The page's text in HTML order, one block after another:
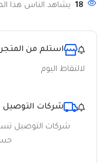
18 يشاهد الناس هذا
استلم من المتجر
لالتقاط اليوم
شركات التوصيل
شركات التوصيل